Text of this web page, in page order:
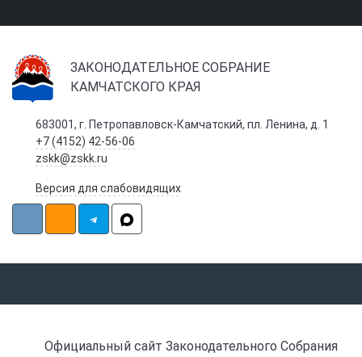
ЗАКОНОДАТЕЛЬНОЕ СОБРАНИЕ
КАМЧАТСКОГО КРАЯ
683001, г. Петропавловск-Камчатский, пл. Ленина, д. 1
+7 (4152) 42-56-06
zskk@zskk.ru
Версия для слабовидящих
Официальный сайт Законодательного Собрания